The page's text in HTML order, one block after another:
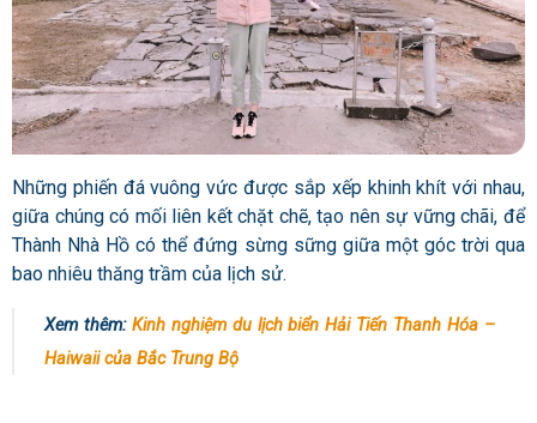
Những phiến đá vuông vức được sắp xếp khinh khít với nhau,
giữa chúng có mối liên kết chặt chẽ, tạo nên sự vững chãi, để
Thành Nhà Hồ có thể đứng sừng sững giữa một góc trời qua
bao nhiêu thăng trầm của lịch sử.
Xem thêm: Kinh nghiệm du lịch biển Hải Tiến Thanh Hóa –
Haiwaii của Bắc Trung Bộ